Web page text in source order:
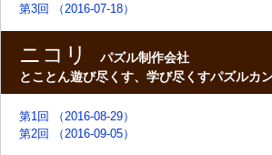
第3回 （2016-07-18）
ニコリ
パズル制作会社
とことん遊び尽くす、学び尽くすパズルカ
第1回 （2016-08-29）
第2回 （2016-09-05）